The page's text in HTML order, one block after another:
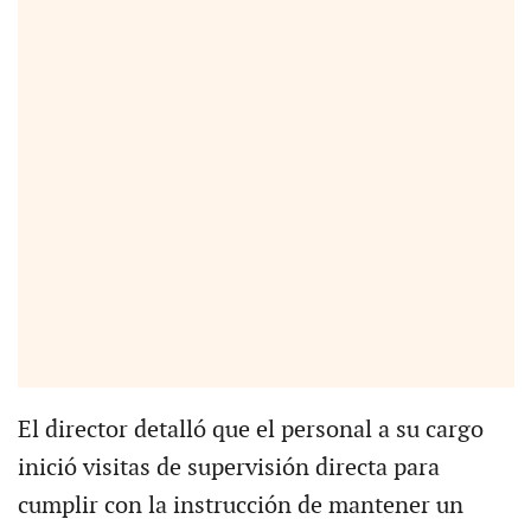
El director detalló que el personal a su cargo
inició visitas de supervisión directa para
cumplir con la instrucción de mantener un